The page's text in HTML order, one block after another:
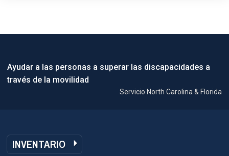
Ayudar a las personas a superar las discapacidades a
través de la movilidad
Servicio North Carolina & Florida
INVENTARIO